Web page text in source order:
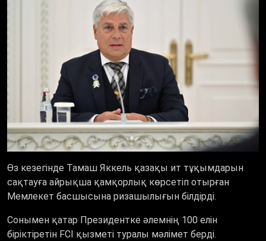
Өз кезегінде Тамаш Яккель қазақы ит тұқымдарын
сақтауға айрықша қамқорлық көрсетіп отырған
Мемлекет басшысына ризашылығын білдірді.
Сонымен қатар Президентке әлемнің 100 елін
біріктіретін FCI қызметі туралы мәлімет берді.